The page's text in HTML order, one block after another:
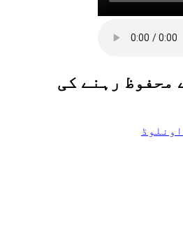
محفوظ رہنے کی